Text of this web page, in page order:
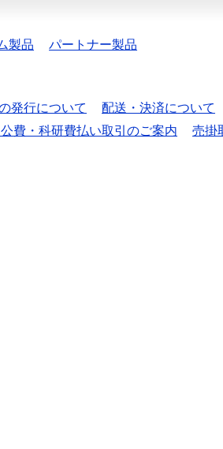
製品 パートナー製品
発行について 配送・決済について
費・科研費払い取引のご案内 売掛